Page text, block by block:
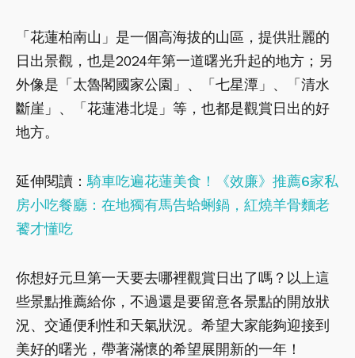
「花蓮柏南山」是一個高海拔的山區，提供壯麗的
日出景觀，也是2024年第一道曙光升起的地方；另
外像是「太魯閣國家公園」、「七星潭」、「清水
斷崖」、「花蓮港北堤」等，也都是觀賞日出的好
地方。
延伸閱讀：騎車吃遍花蓮美食！《效廉》推薦6家私
房小吃餐廳：在地獨有馬告蛤蜊鍋，紅燒羊骨麵老
饕才懂吃
你想好元旦第一天要去哪裡觀賞日出了嗎？以上這
些景點推薦給你，不過還是要留意各景點的開放狀
況、交通便利性和天氣狀況。希望大家能夠迎接到
美好的曙光，帶著滿懷的希望展開新的一年！